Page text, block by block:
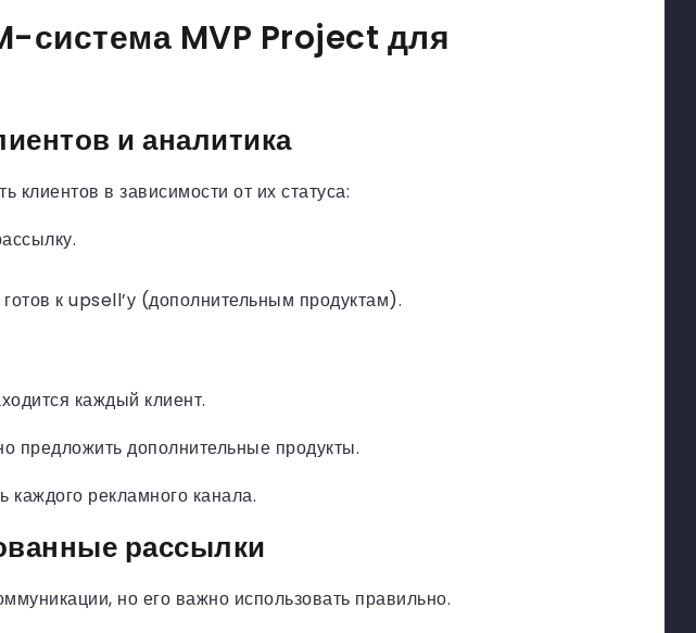
система MVP Project для
и аналитика
клиентов в зависимости от их статуса:
к upsell’у (дополнительным продуктам).
каждый клиент.
предложить дополнительные продукты.
каждого рекламного канала.
рассылки
но его важно использовать правильно.